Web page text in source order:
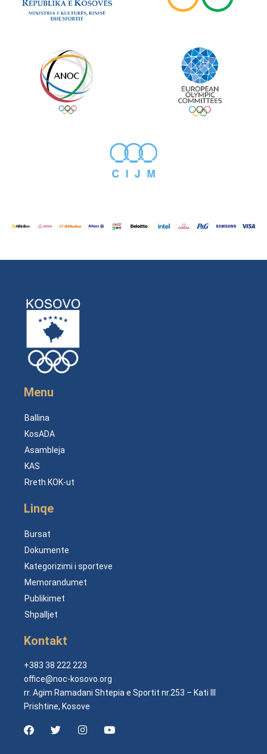
Menu
Ballina
KosADA
Asambleja
KAS
Rreth KOK-ut
Linqe
Bursat
Dokumente
Kategorizimi i sporteve
Memorandumet
Publikimet
Shpalljet
Kontakt
+383 38 222 223
office@noc-kosovo.org
rr. Agim Ramadani Shtepia e Sportit nr.253 – Kati III
Prishtine, Kosove